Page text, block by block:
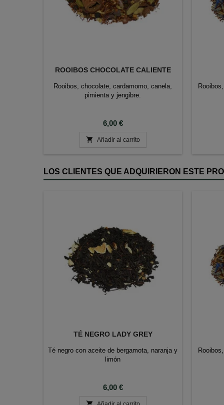
ROOIBOS CHOCOLATE CALIENTE
Rooibos, chocolate, cardamomo, canela,
pimienta y jengibre.
Precio
6,00 €
 Añadir al carrito
LOS CLIENTES QUE ADQUIRIERON ESTE
TÉ NEGRO LADY GREY
Té negro con aceite de bergamota, naranja y
limón
Precio
6,00 €